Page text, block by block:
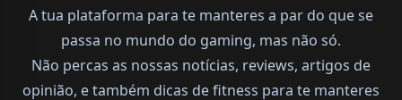
A tua plataforma para te manteres a par do que se
passa no mundo do gaming, mas não só.
Não percas as nossas notícias, reviews, artigos de
opinião, e também dicas de fitness para te manteres